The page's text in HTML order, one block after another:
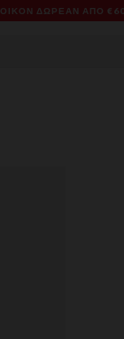
ΔΩΡΕΑΝ ΑΠΌ €60